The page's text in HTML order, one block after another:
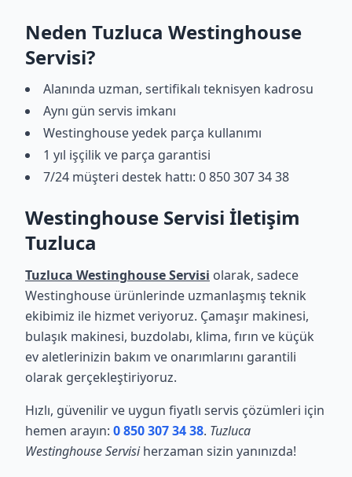
Neden Tuzluca Westinghouse
Servisi?
Alanında uzman, sertifikalı teknisyen kadrosu
Aynı gün servis imkanı
Westinghouse yedek parça kullanımı
1 yıl işçilik ve parça garantisi
7/24 müşteri destek hattı: 0 850 307 34 38
Westinghouse Servisi İletişim
Tuzluca
Tuzluca Westinghouse Servisi olarak, sadece
Westinghouse ürünlerinde uzmanlaşmış teknik
ekibimiz ile hizmet veriyoruz. Çamaşır makinesi,
bulaşık makinesi, buzdolabı, klima, fırın ve küçük
ev aletlerinizin bakım ve onarımlarını garantili
olarak gerçekleştiriyoruz.
Hızlı, güvenilir ve uygun fiyatlı servis çözümleri için
hemen arayın: 0 850 307 34 38. Tuzluca
Westinghouse Servisiherzaman sizin yanınızda!